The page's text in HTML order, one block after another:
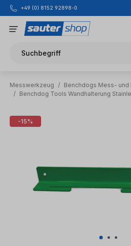
Zum Hauptinhalt springen
+49 (0) 8152 92898-0
Suchbegriff
Messwerkzeug / Benchdogs Mess-
/ Benchdog Tools Wandhalterung
Bildergalerie überspringen
-15%